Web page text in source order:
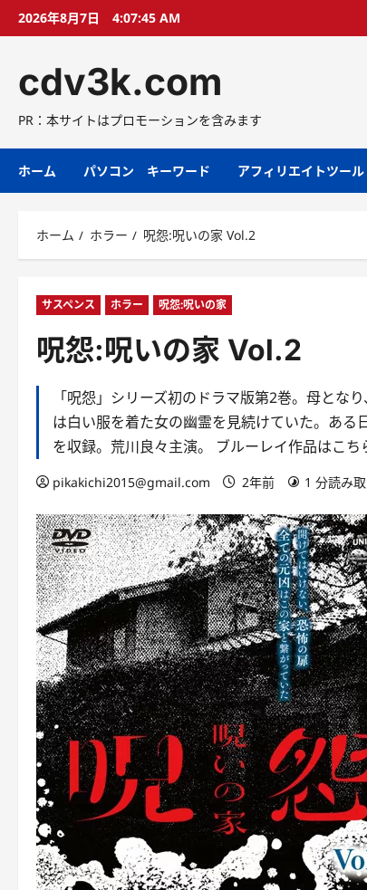
プ
2026年8月7日 4:07:46 AM
cdv3k.com
PR：本サイトはプロモーションを含みます
ホーム パソコン キーワード アフィリエイトツール
ホーム ホラー 呪怨:呪いの家 Vol.2
サスペンス ホラー 呪怨:呪いの家
呪怨:呪いの家 Vol.2
「呪怨」シリーズ初のドラマ版第2巻。母とな
は白い服を着た女の幽霊を見続けていた。あ
を収録。荒川良々主演。 ブルーレイ作品はこち
pikakichi2015@gmail.com 2年前 1 分読み取